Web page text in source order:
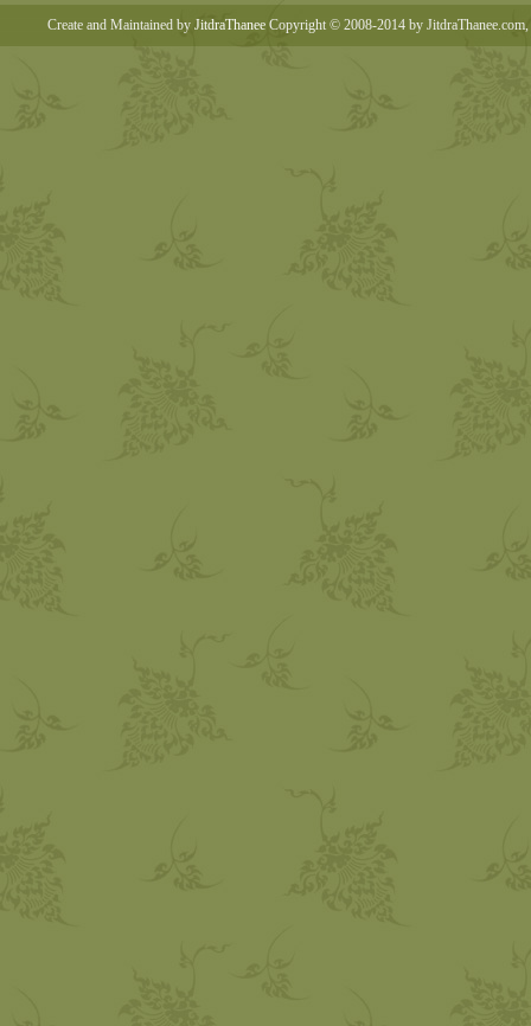
Create and Maintained by JitdraThanee Copyright © 2008-2014 by